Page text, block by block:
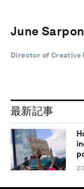
June
Director of Creative
最新記事